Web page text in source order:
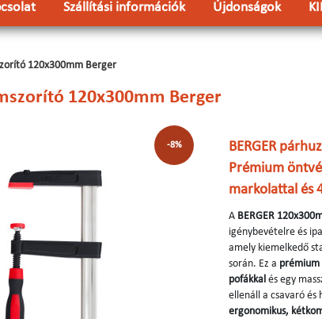
Szállítási információk Újdonságok
120x300mm Berger
120x300mm Berger
-8%
BERGER
Prémium
markolattal és
A BERGER
igénybevételre és
amely kiemelkedő
során. Ez a prémium
pofákkal és egy
ellenáll a csavaró és
ergonomikus,